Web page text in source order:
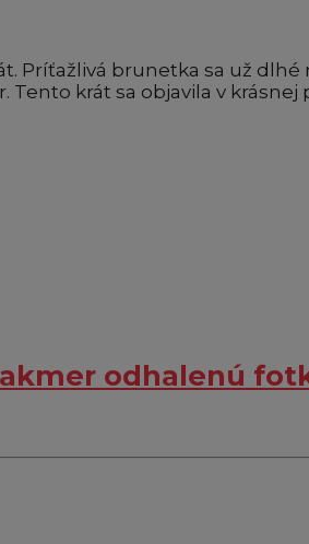
Príťažlivá brunetka sa už
Tento krát sa objavila v
odhalenú